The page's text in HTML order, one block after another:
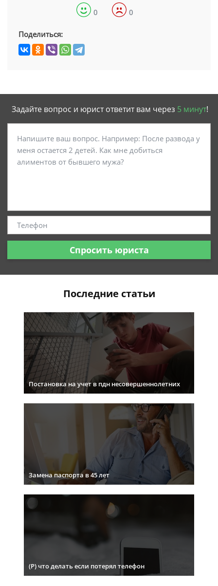
0 0
Поделиться:
Задайте вопрос и юрист ответит вам через 5 минут!
Спросить юриста
Последние статьи
Постановка на учет в пдн несовершеннолетних
Замена паспорта в 45 лет
(Р) что делать если потерял телефон